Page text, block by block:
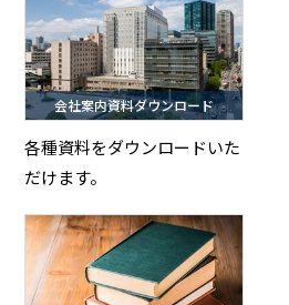
会社案内資料ダウンロード
各種資料をダウンロードいた
だけます。